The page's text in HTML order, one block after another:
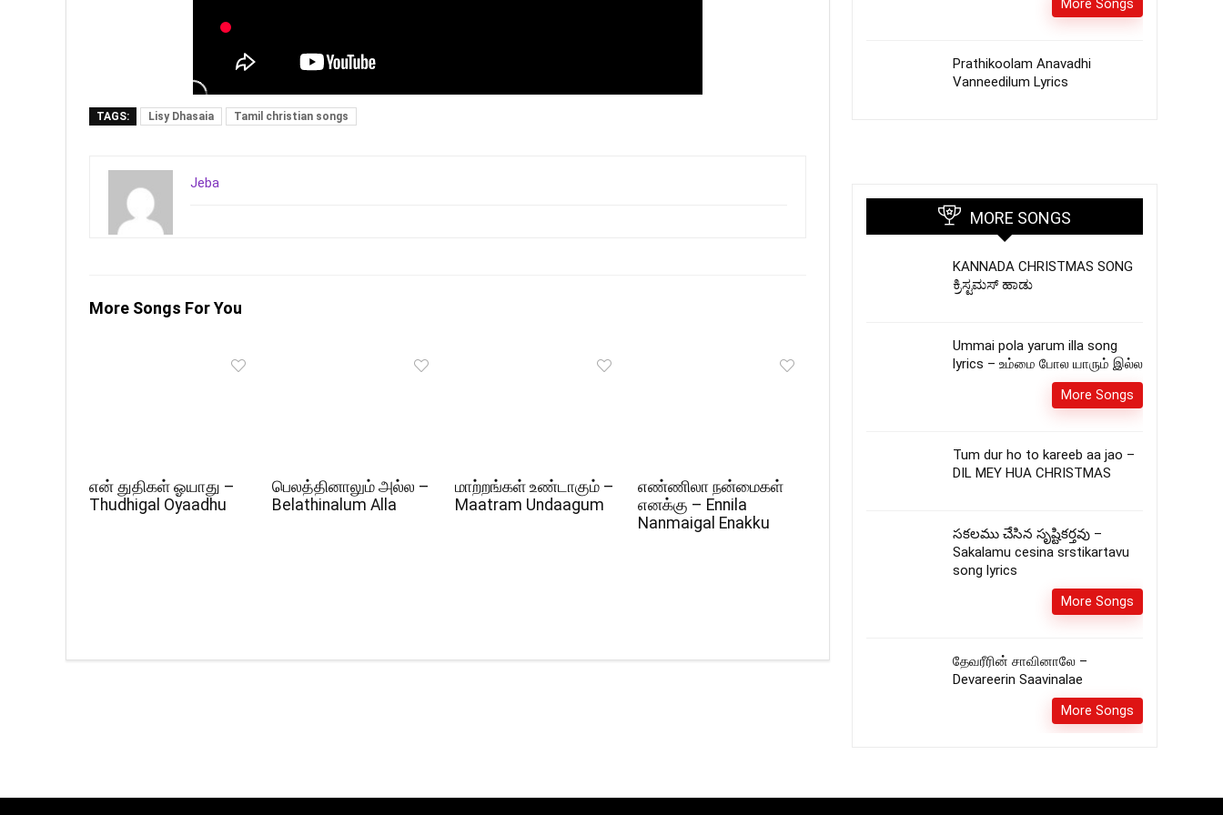
TAGS: Lisy Dhasaia Tamil christian songs
Jeba
More Songs For You
என் துதிகள் ஓயாது –
Thudhigal Oyaadhu
பெலத்தினாலும் அல்ல –
Belathinalum Alla
மாற்றங்கள் உண்டாகும் –
Maatram Undaagum
எண்ணிலா நன்மைகள்
எனக்கு – Ennila
Nanmaigal Enakku
More Songs
Prathikoolam Anavadhi
Vanneedilum Lyrics
MORE SONGS
KANNADA CHRISTMAS SONG
ಕ್ರಿಸ್ಟಮಸ್ ಹಾಡು
Ummai pola yarum illa song
lyrics – உம்மை போல யாரும் இல்ல
More Songs
Tum dur ho to kareeb aa jao –
DIL MEY HUA CHRISTMAS
సకలము చేసిన సృష్టికర్తవు –
Sakalamu cesina srstikartavu
song lyrics
More Songs
தேவரீரின் சாவினாலே –
Devareerin Saavinalae
More Songs